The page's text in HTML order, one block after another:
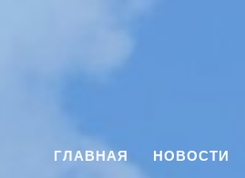
ГЛАВНАЯ НОВОСТИ